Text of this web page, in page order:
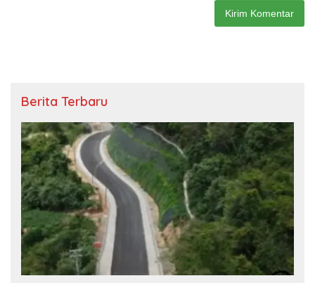
Berita Terbaru